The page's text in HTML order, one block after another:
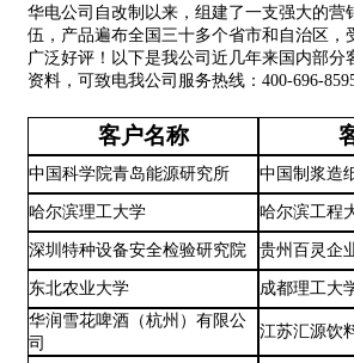
华电公司自改制以来，组建了一支强大的营
伍，产品遍布全国三十多个省市和自治区，
广泛好评！以下是我公司近几年来国内部分
资料，可致电我公司服务热线：400-696-
客户名称
中国科学院青岛能源研究所
中国制浆造
哈尔滨理工大学
哈尔滨工程
深圳特种设备安全检验研究院
贵州百灵企
东北农业大学
成都理工大
华润雪花啤酒（杭州）有限公
司
江苏汇源饮